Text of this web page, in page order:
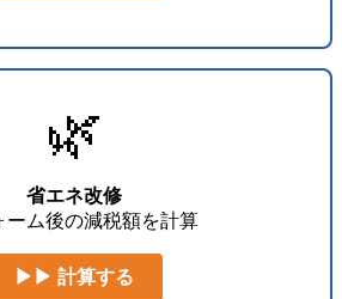
🌿
省エネ改修
ーム後の減税額を計算
▶▶ 計算する